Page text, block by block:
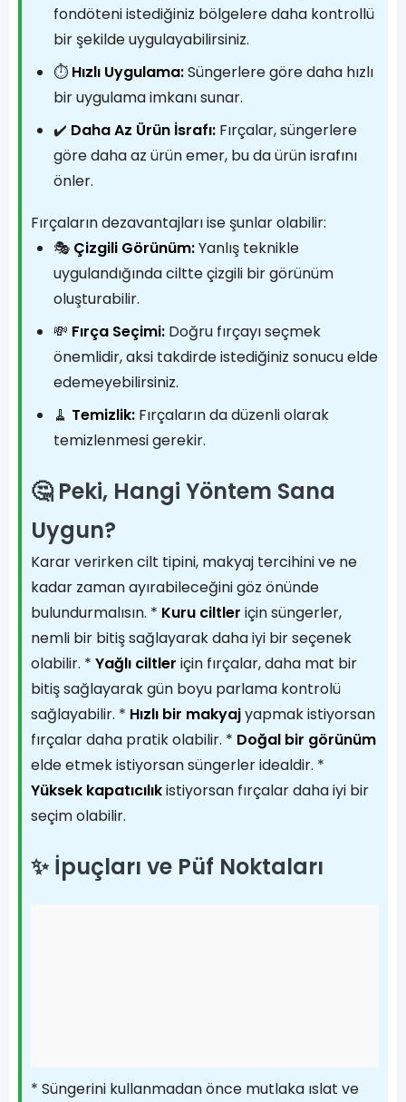
fondöteni istediğiniz bölgelere daha kontrollü
bir şekilde uygulayabilirsiniz.
⏱️ Hızlı Uygulama:Süngerlere göre daha hızlı
bir uygulama imkanı sunar.
✔️ Daha Az Ürün İsrafı: Fırçalar, süngerlere
göre daha az ürün emer, bu da ürün israfını
önler.
Fırçaların dezavantajları ise şunlar olabilir:
🎭 Çizgili Görünüm:Yanlış teknikle
uygulandığında ciltte çizgili bir görünüm
oluşturabilir.
💸 Fırça Seçimi: Doğru fırçayı seçmek
önemlidir, aksi takdirde istediğiniz sonucu elde
edemeyebilirsiniz.
🧹 Temizlik: Fırçaların da düzenli olarak
temizlenmesi gerekir.
🤔 Peki, Hangi Yöntem Sana
Uygun?
Karar verirken cilt tipini, makyaj tercihini ve ne
kadar zaman ayırabileceğini göz önünde
bulundurmalısın. * Kuru ciltler için süngerler,
nemli bir bitiş sağlayarak daha iyi bir seçenek
olabilir. * Yağlı ciltler için fırçalar, daha mat bir
bitiş sağlayarak gün boyu parlama kontrolü
sağlayabilir. * Hızlı bir makyajyapmak istiyorsan
fırçalar daha pratik olabilir. * Doğal bir görünüm
elde etmek istiyorsan süngerler idealdir. *
Yüksek kapatıcılıkistiyorsan fırçalar daha iyi bir
seçim olabilir.
✨ İpuçları ve Püf Noktaları
* Süngerini kullanmadan önce mutlaka ıslat ve